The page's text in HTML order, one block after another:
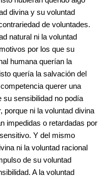
divina y su voluntad
de voluntades.
natural ni la voluntad
por los que su
humana querían la
quería la salvación del
querer una
su sensibilidad no podía
porque ni la voluntad divina
impedidas o retardadas por
Y del mismo
ni la voluntad racional
de su voluntad
A la voluntad